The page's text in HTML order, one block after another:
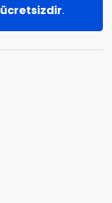
ücretsizdir.